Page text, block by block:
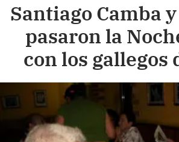
Santiago Camba
pasaron la
con los gallegos